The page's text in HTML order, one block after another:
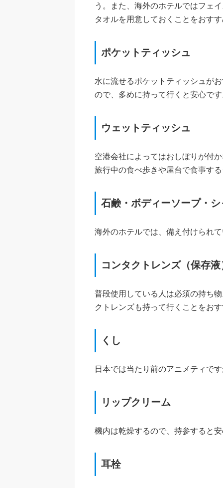
う。また、海外のホテルではフェ
タオルを用意しておくことをおす
ポケットティッシュ
水に流せるポケットティッシュが
ので、多めに持って行くと安心で
ウェットティッシュ
空港会社によってはおしぼりが付
旅行中の食べ歩きや屋台で食事す
石鹸・ボディーソープ・
海外のホテルでは、備え付けられ
コンタクトレンズ（保存
普段使用している人は必須の持ち
クトレンズも持って行くことをお
くし
日本では当たり前のアニメティで
リップクリーム
機内は乾燥するので、持参すると
耳栓